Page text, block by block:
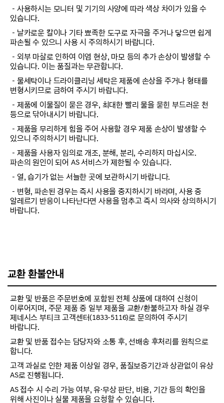
－사용하시는 모니터 및 기기의 사양에 따라 색상 차이가 있을 수
있습니다.
－날카로운 칼이나 기타 뾰족한 도구로 자극을 주거나 닿으면 쉽게
파손될 수 있으니 사용 시 주의하시기 바랍니다.
－외부 마찰로 인하여 이염 현상, 마모 등의 추가 손상이 발생할 수
있습니다. 이는 품질과는 무관합니다.
－물세탁이나 드라이클리닝 세탁은 제품에 손상을 주거나 형태를
변형시키므로 금하여 주시기 바랍니다.
－제품에 이물질이 묻은 경우, 최대한 빨리 물을 묻힌 부드러운 천
등으로 닦아내시기 바랍니다.
－제품을 무리하게 힘을 주어 사용할 경우 제품 손상이 발생할 수
있으니 주의하시기 바랍니다.
－제품을 사용자 임의로 개조, 분해, 분리, 수리하지 마십시오.
파손의 원인이 되어 AS 서비스가 제한될 수 있습니다.
－열, 습기가 없는 서늘한 곳에 보관하시기 바랍니다.
－변형, 파손된 경우는 즉시 사용을 중지하시기 바라며, 사용 중
알레르기 반응이 나타난다면 사용을 멈추고 즉시 의사와 상의하시기
바랍니다.
교환 환불안내
교환 및 반품은 주문번호에 포함된 전체 상품에 대하여 신청이
이루어지며, 주문 제품 중 일부 제품을 교환/환불하고자 하실 경우
제네시스 부티크 고객센터(1833-5116)로 문의하여 주시기
바랍니다.
교환 및 반품 접수는 담당자와 소통 후, 선배송 후처리를 원칙으로
합니다.
고객 과실로 인한 제품 이상일 경우, 품질보증기간과 상관없이 유상
AS로 진행됩니다.
AS 접수 시 수리 가능 여부, 유·무상 판단, 비용, 기간 등의 확인을
위해 사진이나 실물 제품을 요청할 수 있습니다.